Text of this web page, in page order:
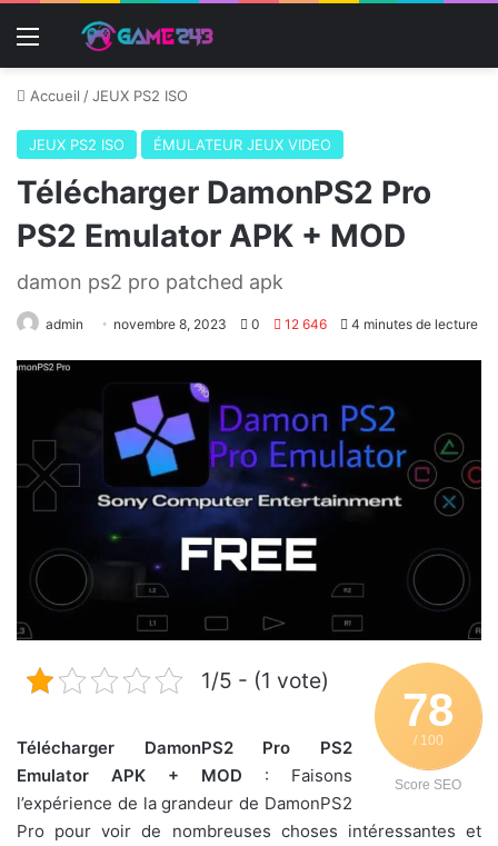
Menu
Accueil /JEUX PS2 ISO
JEUX PS2 ISO ÉMULATEUR JEUX VIDEO
Télécharger DamonPS2 Pro
PS2 Emulator APK + MOD
damon ps2 pro patched apk
admin novembre 8, 2023 0 12 646 4 minutes de lecture
78
/ 100
Score SEO
1/5 - (1 vote)
Télécharger DamonPS2 Pro PS2
Emulator APK + MOD : Faisons
l’expérience de la grandeur de DamonPS2
Pro pour voir de nombreuses choses intéressantes et